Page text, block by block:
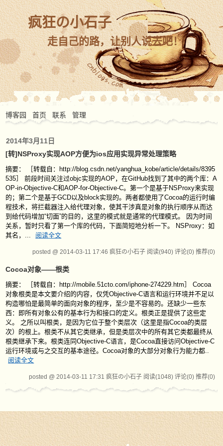
疯狂の小石子
走自己的路，让别人说去吧！
博客园 首页 联系 管理
2014年3月11日
[转]NSProxy实现AOP方便为ios应用实现异常处理策略
摘要： ［转载自：http://blog.csdn.net/yanghua_kobe/article/details/8395
535］ 前段时间关注过objc实现的AOP，在GitHub找到了其中的两个库：A
OP-in-Objective-C和AOP-for-Objective-C。第一个是基于NSProxy来实现
的；第二个是基于GCD以及block实现的。两者都使用了Cocoa的运行时编
程技术，将拦截器注入给代理对象，使其干涉真是对象的执行顺序从而达
到给代码增加“切面”的目的，这里的模式就是通常的代理模式。 因为时间
关系，暂时只看了第一个库的代码，下面简短地分析一下。 NSProxy：如
其名，...
阅读全文
posted @ 2014-03-11 17:46 疯狂の小石子 阅读(940) 评论(0) 推荐(0)
Cocoa对象——根类
摘要： ［转载自：http://mobile.51cto.com/iphone-274229.htm］ Cocoa
对象根类是本文要介绍的内容，仅凭Objective-C语言和运行环境并不足以
构造哪怕是最简单的面向对象的程序，至少是不容易的。还缺少一些东
西：即所有对象公有的基本行为和接口的定义。根类正是提供了这些定
义。 之所以叫根类，是因为它位于整个类层次（这里是指Cocoa的类层
次）的根上。根类不从其它类继承，但是类层次中的所有其它类都最终从
根类继承下来。根类连同Objective-C语言，是Cocoa直接访问Objective-C
运行环境或与之交互的基本途径。Cocoa对象的大部分对象行为能力都..
阅读全文
posted @ 2014-03-11 17:31 疯狂の小石子 阅读(1048) 评论(0) 推荐(0)